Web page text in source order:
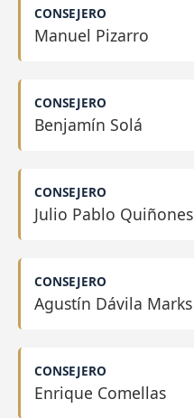
CONSEJERO
Manuel Pizarro
CONSEJERO
Benjamín Solá
CONSEJERO
Julio Pablo Quiñones
CONSEJERO
Agustín Dávila Marks
CONSEJERO
Enrique Comellas